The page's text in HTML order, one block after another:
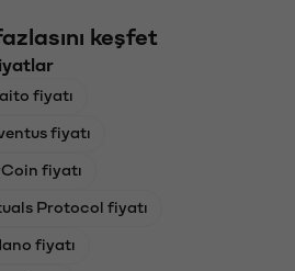
keşfet
fiyatı
fiyatı
fiyatı
Protocol fiyatı
fiyatı